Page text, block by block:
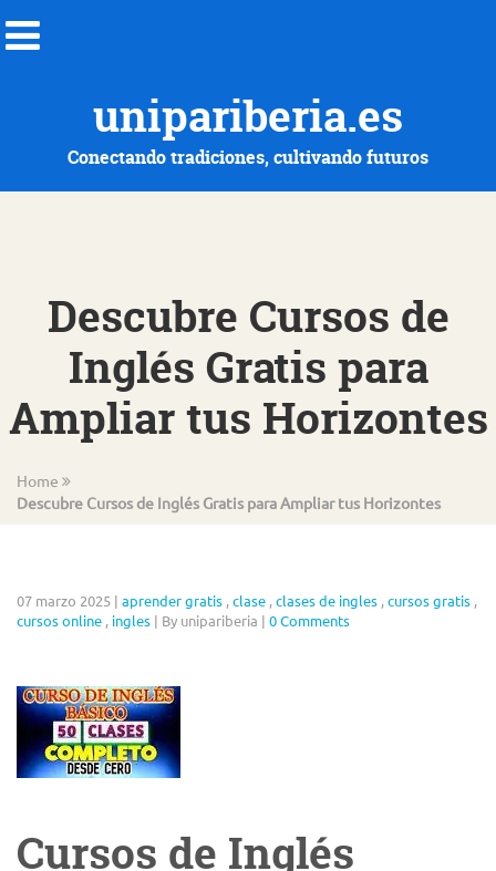
unipariberia.es
Conectando tradiciones, cultivando futuros
Descubre Cursos de
Inglés Gratis para
Ampliar tus Horizontes
Home
Descubre Cursos de Inglés Gratis para Ampliar tus Horizontes
07 marzo 2025 | aprender gratis ,clase ,clases de ingles ,cursos gratis ,
cursos online , ingles | By unipariberia | 0 Comments
Cursos de Inglés